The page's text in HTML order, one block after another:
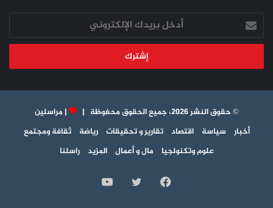
في
تاريخ
كرة
الحزب
الشيوعي
العراقي
أدخل
بريدك
الإلكتروني
© حقوق النشر 2026، جميع الحقوق محفوظة | |مراسلين
أخبار
سياسة اقتصاد تقارير و تحقيقات رياضة
ثقافة ومجتمع
علوم وتكنولجيا
مال و أعمال المزيد راسلنا
فيسبوك تويتر يوتيوب